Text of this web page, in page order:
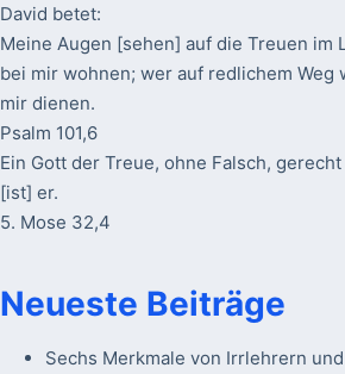
David betet:
Meine Augen [sehen] auf die Treuen im
bei mir wohnen; wer auf redlichem Weg
mir dienen.
Psalm 101,6
Ein Gott der Treue, ohne Falsch,
[ist] er.
5. Mose 32,4
Neueste Beiträge
Sechs Merkmale von Irrlehrern